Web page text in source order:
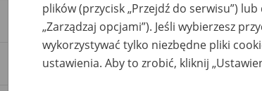
Essential area
Event description
plików (przycisk „Przejdź do serwisu”)
„Zarządzaj opcjami”). Jeśli wybierzesz
wykorzystywać tylko niezbędne pliki
ustawienia. Aby to zrobić, kliknij